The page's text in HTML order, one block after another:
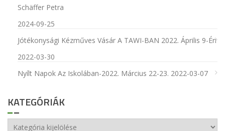
Schäffer Petra
2024-09-25
Jótékonysági Kézműves Vásár A TAWI-BAN 2022. Április 9-Én
2022-03-30
Nyílt Napok Az Iskolában-2022. Március 22-23. 2022-03-07
KATEGÓRIÁK
Kategóriák